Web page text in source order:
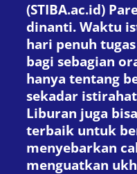
(STIBA.ac.id)
dinanti. Waktu
hari penuh
bagi sebagian
hanya tentang
sekadar
Liburan juga
terbaik untuk
menyebarkan
menguatkan